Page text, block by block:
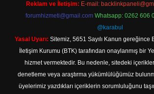
Reklam ve İletişim: E-mail:
forumhizmeti@gmail.com Whatsapp: 0262 606
@karabul
Yasal Uyarı: Sitemiz, 5651 Sayılı Kanun gereğince
İletişim Kurumu (BTK) tarafından onaylanmış bir
hizmet vermektedir. Bu nedenle, sitedeki
denetleme veya araştırma yükümlülüğümüz
üyelerimiz yazdıkları içeriklerin sorumluluğunu